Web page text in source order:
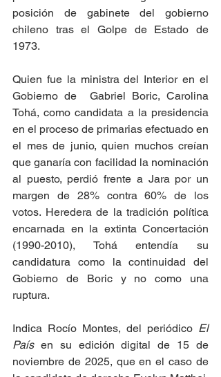
posición de gabinete del gobierno
chileno tras el Golpe de Estado de
1973.
Quien fue la ministra del Interior en el
Gobierno de  Gabriel Boric, Carolina
Tohá, como candidata a la presidencia
en el proceso de primarias efectuado en
el mes de junio, quien muchos creían
que ganaría con facilidad la nominación
al puesto, perdió frente a Jara por un
margen de 28% contra 60% de los
votos. Heredera de la tradición política
encarnada en la extinta Concertación
(1990-2010), Tohá entendía su
candidatura como la continuidad del
Gobierno de Boric y no como una
ruptura.
Indica Rocío Montes, del periódico El
País en su edición digital de 15 de
noviembre de 2025, que en el caso de